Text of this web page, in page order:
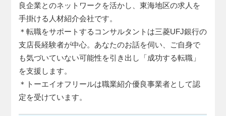
良企業とのネットワークを活かし、東海地区の求人を
手掛ける人材紹介会社です。
＊転職をサポートするコンサルタントは三菱UFJ銀行の
支店長経験者が中心。あなたのお話を伺い、ご自身で
も気づいていない可能性を引き出し「成功する転職」
を支援します。
＊トーエイオフリールは職業紹介優良事業者として認
定を受けています。